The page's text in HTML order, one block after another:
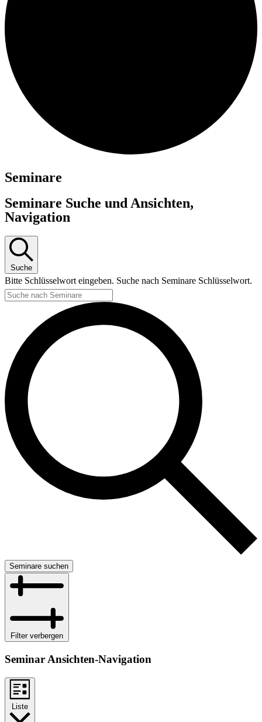
Seminare
Seminare Suche und Ansichten,
Navigation
Suche
Bitte Schlüsselwort eingeben. Suche nach Seminare Schlüsselwort.
Seminare suchen
Filter verbergen
Seminar Ansichten-Navigation
Liste